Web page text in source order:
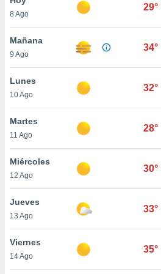
en
más
nuestra
de
cookies
aceptar
8 Ago
29°
Mañana
9 Ago
34°
Lunes
10 Ago
32°
Martes
11 Ago
28°
Miércoles
12 Ago
30°
Jueves
13 Ago
33°
Viernes
14 Ago
35°